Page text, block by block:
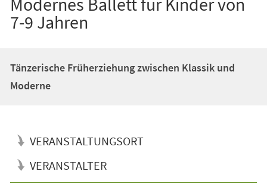
7-9 Jahren
Tänzerische Früherziehung zwischen Klassik und
Moderne
VERANSTALTUNGSORT
VERANSTALTER